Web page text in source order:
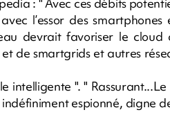
l’essor des smartphones
devrait favoriser le cloud
de smartgrids et autres
intelligente ". "
espionné, digne